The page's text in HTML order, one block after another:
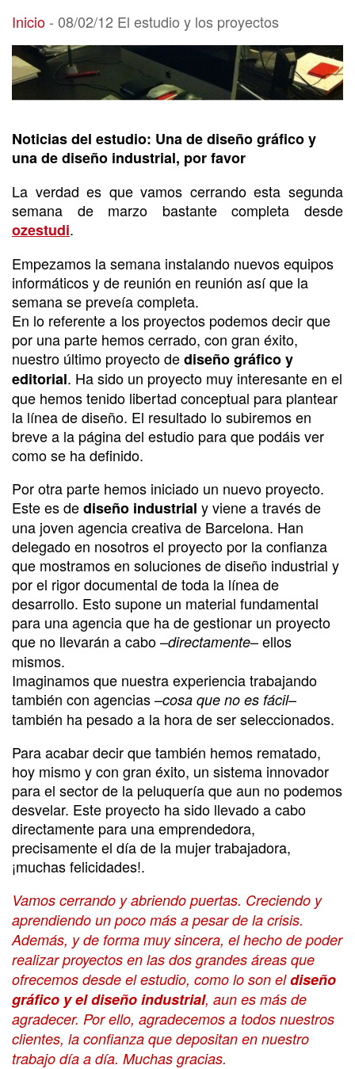
08/02/12 El estudio y los proyectos
Inicio- 08/02/12 El estudio y los proyectos
Noticias del estudio: Una de diseño gráfico y
una de diseño industrial, por favor
La verdad es que vamos cerrando esta segunda
semana de marzo bastante completa desde
ozestudi.
Empezamos la semana instalando nuevos equipos
informáticos y de reunión en reunión así que la
semana se preveía completa.
En lo referente a los proyectos podemos decir que
por una parte hemos cerrado, con gran éxito,
nuestro último proyecto dediseño gráfico y
editorial. Ha sido un proyecto muy interesante en el
que hemos tenido libertad conceptual para plantear
la línea de diseño. El resultado lo subiremos en
breve a la página del estudio para que podáis ver
como se ha definido.
Por otra parte hemos iniciado un nuevo proyecto.
Este es dediseño industrial y viene a través de
una joven agencia creativa de Barcelona. Han
delegado en nosotros el proyecto por la confianza
que mostramos en soluciones de diseño industrial y
por el rigor documental de toda la línea de
desarrollo. Esto supone un material fundamental
para una agencia que ha de gestionar un proyecto
que no llevarán a cabo –directamente– ellos
mismos.
Imaginamos que nuestra experiencia trabajando
también con agencias –cosa que no es fácil–
también ha pesado a la hora de ser seleccionados.
Para acabar decir que también hemos rematado,
hoy mismo y con gran éxito, un sistema innovador
para el sector de la peluquería que aun no podemos
desvelar. Este proyecto ha sido llevado a cabo
directamente para una emprendedora,
precisamente el día de la mujer trabajadora,
¡muchas felicidades!.
Vamos cerrando y abriendo puertas. Creciendo y
aprendiendo un poco más a pesar de la crisis.
Además, y de forma muy sincera, el hecho de poder
realizar proyectos en las dos grandes áreas que
ofrecemos desde el estudio, como lo son eldiseño
gráfico y el diseño industrial, aun es más de
agradecer. Por ello, agradecemos a todos nuestros
clientes, la confianza que depositan en nuestro
trabajo día a día. Muchas gracias.